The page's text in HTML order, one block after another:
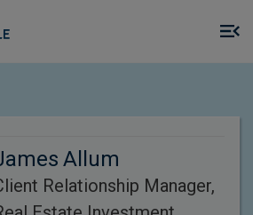
Allum
Relationship Manager,